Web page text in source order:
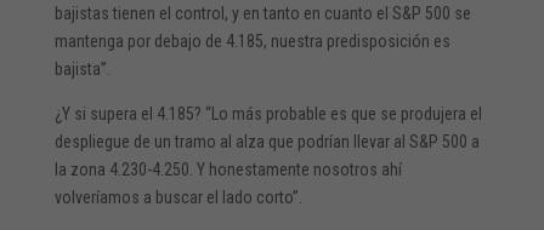
bajistas tienen el control, y en tanto en cuanto el S&P 500 se
mantenga por debajo de 4.185, nuestra predisposición es
bajista”.
¿Y si supera el 4.185? “Lo más probable es que se produjera el
despliegue de un tramo al alza que podrían llevar al S&P 500 a
la zona 4.230-4.250. Y honestamente nosotros ahí
volveríamos a buscar el lado corto”.